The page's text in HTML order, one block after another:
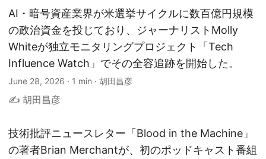
AI・暗号資産業界が米選挙サイクルに数百億円規模
の政治資金を投じており、ジャーナリストMolly
Whiteが独立モニタリングプロジェクト「Tech
Influence Watch」でその全容追跡を開始した。
June 28, 2026 · 1 min · 胡田昌彦
✍️ 胡田昌彦
技術批評ニュースレター「Blood in the Machine」
の著者Brian Merchantが、初のポッドキャスト番組